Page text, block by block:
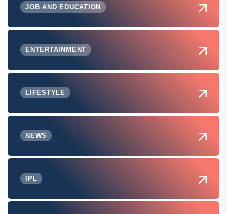
JOB AND EDUCATION
ENTERTAINMENT
LIFESTYLE
NEWS
IPL